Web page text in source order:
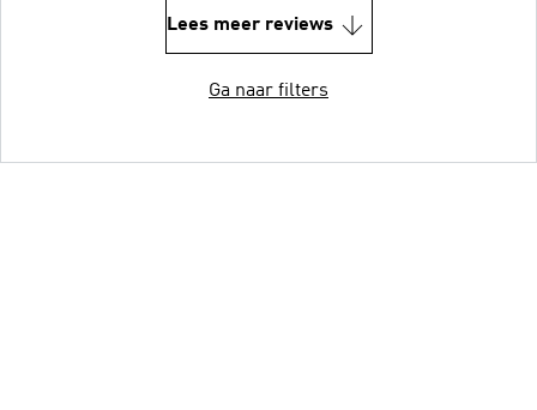
Lees meer reviews
Ga naar filters